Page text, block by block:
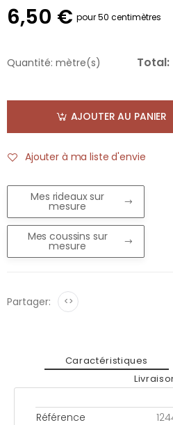
6,50 € pour 50 centimètres
Quantité: mètre(s) Total:
AJOUTER AU PANIER
Ajouter à ma liste d'envie
Mes rideaux sur
mesure
Mes coussins sur
mesure
Partager: <>
Caractéristiques
Référence